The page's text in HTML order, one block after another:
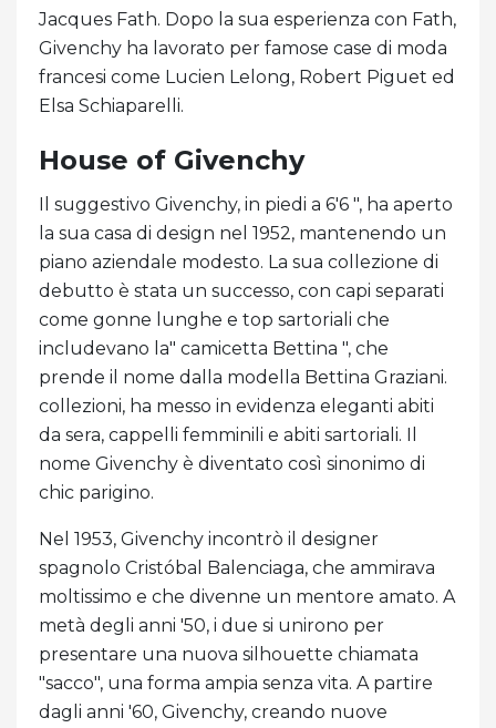
Jacques Fath. Dopo la sua esperienza con Fath,
Givenchy ha lavorato per famose case di moda
francesi come Lucien Lelong, Robert Piguet ed
Elsa Schiaparelli.
House of Givenchy
Il suggestivo Givenchy, in piedi a 6'6 ", ha aperto
la sua casa di design nel 1952, mantenendo un
piano aziendale modesto. La sua collezione di
debutto è stata un successo, con capi separati
come gonne lunghe e top sartoriali che
includevano la" camicetta Bettina ", che
prende il nome dalla modella Bettina Graziani.
collezioni, ha messo in evidenza eleganti abiti
da sera, cappelli femminili e abiti sartoriali. Il
nome Givenchy è diventato così sinonimo di
chic parigino.
Nel 1953, Givenchy incontrò il designer
spagnolo Cristóbal Balenciaga, che ammirava
moltissimo e che divenne un mentore amato. A
metà degli anni '50, i due si unirono per
presentare una nuova silhouette chiamata
"sacco", una forma ampia senza vita. A partire
dagli anni '60, Givenchy, creando nuove